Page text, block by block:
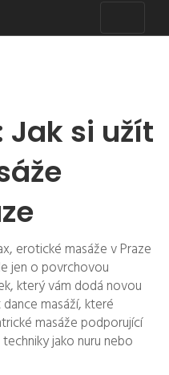
Jak si užít
erotické masáže v Praze
jen o povrchovou
který vám dodá novou
masáží, které
masáže podporující
jako nuru nebo